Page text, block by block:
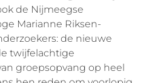
de Nijmeegse
Marianne Riksen-
de nieuwe
twijfelachtige
groepsopvang op heel